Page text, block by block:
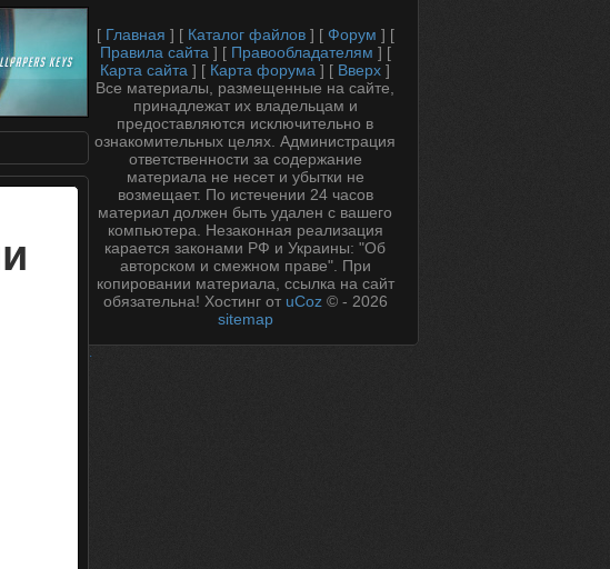
[ Главная ] [ Каталог файлов] [ Форум ] [
Правила сайта ] [ Правообладателям ] [
Карта сайта ] [ Карта форума ] [ Вверх ]
Все материалы, размещенные на сайте,
принадлежат их владельцам и
предоставляются исключительно в
ознакомительных целях. Администрация
ответственности за содержание
материала не несет и убытки не
возмещает. По истечении 24 часов
материал должен быть удален с вашего
компьютера. Незаконная реализация
карается законами РФ и Украины: "Об
авторском и смежном праве". При
копировании материала, ссылка на сайт
обязательна! Хостинг от uCoz© - 2026
sitemap
.